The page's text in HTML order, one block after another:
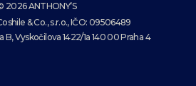
2026 ANTHONY’S
& Co., s.r.o., IČO: 09506489
Vyskočilova 1422/1a 140 00 Praha 4